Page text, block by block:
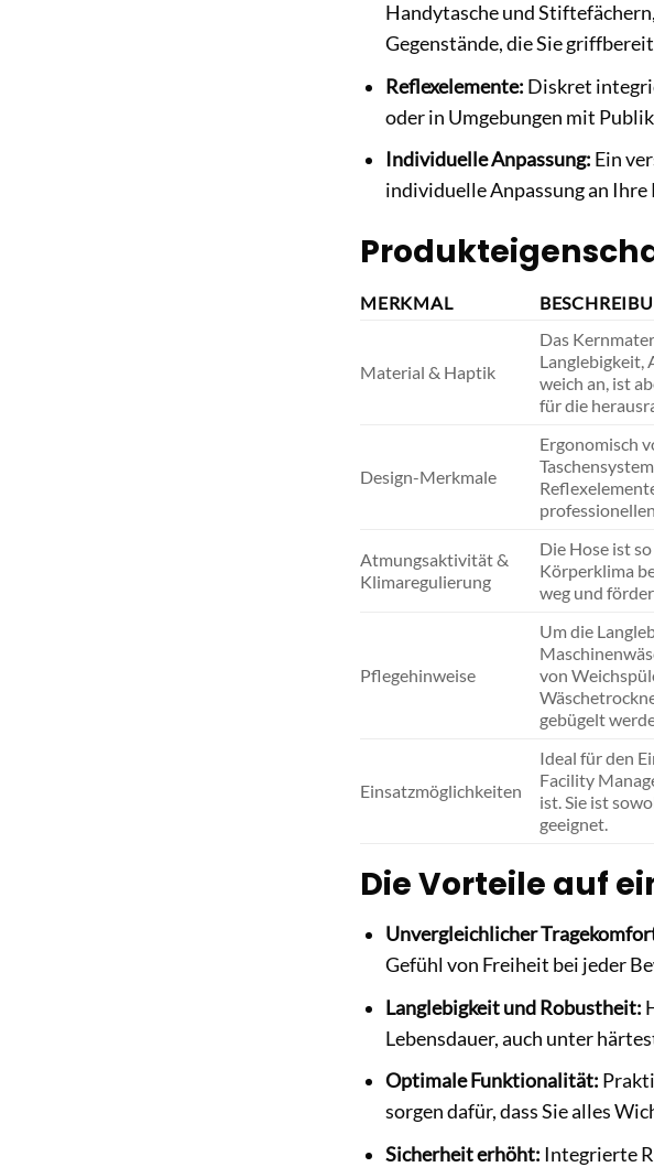
Handytasche und
Gegenstände, die Sie
Reflexelemente: Diskret
oder in Umgebungen mit
Individuelle Anpassung: Ein
individuelle Anpassung an
MERKMAL
Material & Haptik
Das
Langlebigkeit,
weich an, ist
für die
Design-Merkmale
Ergonomisch
Atmungsaktivität &
Klimaregulierung
Die Hose ist
Körperklima
weg und
Pflegehinweise
Um die
von
gebügelt
Einsatzmöglichkeiten
Ideal für den
Facility
ist. Sie ist
geeignet.
Die Vorteile auf
Unvergleichlicher
Gefühl von Freiheit bei jeder
Langlebigkeit und Robustheit:
Lebensdauer, auch unter
Optimale Funktionalität:
sorgen dafür, dass Sie alles
Sicherheit erhöht: Integrierte